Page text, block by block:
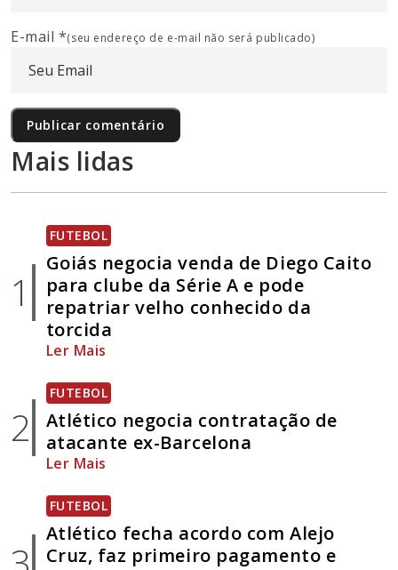
E-mail *(seu endereço de e-mail não será publicado)
Mais lidas
1
FUTEBOL
Goiás negocia venda de Diego Caito
para clube da Série A e pode
repatriar velho conhecido da
torcida
Ler Mais
2
FUTEBOL
Atlético negocia contratação de
atacante ex-Barcelona
Ler Mais
FUTEBOL
Atlético fecha acordo com Alejo
Cruz, faz primeiro pagamento e